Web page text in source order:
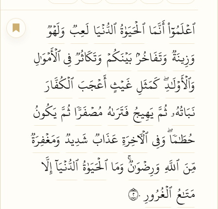
ٱعۡلَمُوٓاْأَنَّمَاٱلۡحَيَوٰةُٱلدُّنۡيَا لَعِبٞ وَلَهۡوٞ
وَزِينَةٞ وَتَفَاخُرُۢبَيۡنَكُمۡ وَتَكَاثُرٞفِي ٱلۡأَمۡوَٰلِ
وَٱلۡأَوۡلَٰدِۖكَمَثَلِغَيۡثٍأَعۡجَبَ ٱلۡكُفَّارَ
نَبَاتُهُۥثُمَّ يَهِيجُ فَتَرَىٰهُ مُصۡفَرّٗا ثُمَّ يَكُونُ
حُطَٰمٗاۖوَفِيٱلۡأٓخِرَةِعَذَابٞ شَدِيدٞ وَمَغۡفِرَةٞ
مِّنَٱللَّهِ وَرِضۡوَٰنٞۚ وَمَاٱلۡحَيَوٰةُٱلدُّنۡيَآإِلَّا
مَتَٰعُٱلۡغُرُورِ